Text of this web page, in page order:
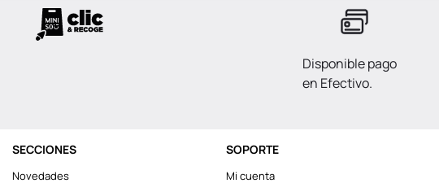
Disponible pago
en Efectivo.
SECCIONES
Novedades
SOPORTE
Mi cuenta